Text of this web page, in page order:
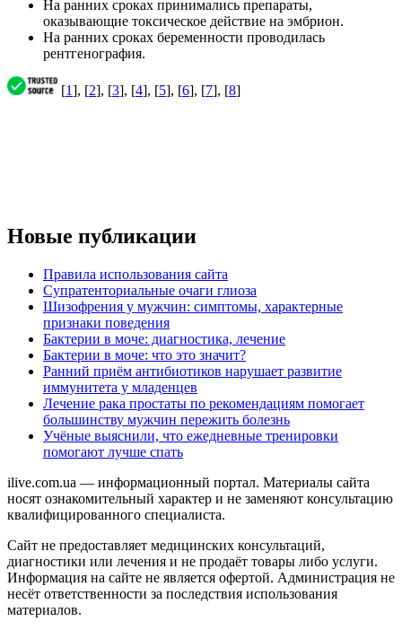
На ранних сроках принимались препараты,
оказывающие токсическое действие на эмбрион.
На ранних сроках беременности проводилась
рентгенография.
[1], [2], [3], [4], [5], [6], [7], [8]
Новые публикации
Правила использования сайта
Супратенториальные очаги глиоза
Шизофрения у мужчин: симптомы, характерные
признаки поведения
Бактерии в моче: диагностика, лечение
Бактерии в моче: что это значит?
Ранний приём антибиотиков нарушает развитие
иммунитета у младенцев
Лечение рака простаты по рекомендациям помогает
большинству мужчин пережить болезнь
Учёные выяснили, что ежедневные тренировки
помогают лучше спать
ilive.com.ua — информационный портал. Материалы сайта
носят ознакомительный характер и не заменяют консультацию
квалифицированного специалиста.
Сайт не предоставляет медицинских консультаций,
диагностики или лечения и не продаёт товары либо услуги.
Информация на сайте не является офертой. Администрация не
несёт ответственности за последствия использования
материалов.